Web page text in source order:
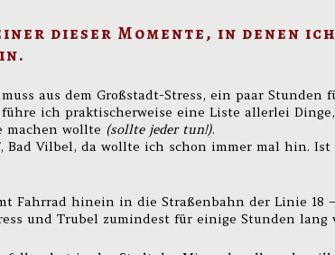
dieser Momente, in denen
aus dem Großstadt-Stress, ein paar Stunden
ich praktischerweise eine Liste allerlei
machen wollte (sollte jeder tun!).
Bad Vilbel, da wollte ich schon immer mal hin.
Fahrrad hinein in die Straßenbahn der Linie 18
und Trubel zumindest für einige Stunden lang